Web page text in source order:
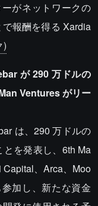
がネットワークの
報酬を得る Xardia
)
が 290 万ドルの
Ventures がリー
は、290 万ドルの
を発表し、6th Ma
Capital、Arca、Moo
加し、新たな資金